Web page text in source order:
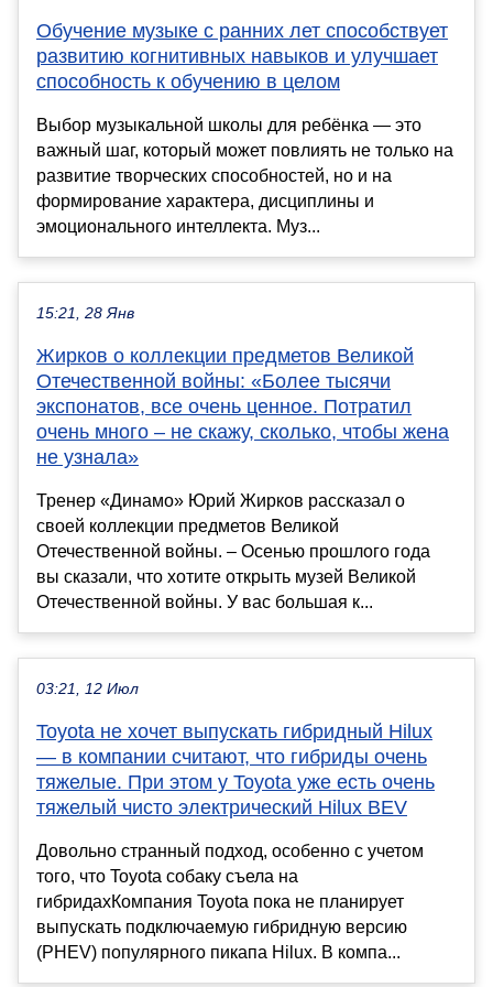
Обучение музыке с ранних лет способствует
развитию когнитивных навыков и улучшает
способность к обучению в целом
Выбор музыкальной школы для ребёнка — это
важный шаг, который может повлиять не только на
развитие творческих способностей, но и на
формирование характера, дисциплины и
эмоционального интеллекта. Муз...
15:21, 28 Янв
Жирков о коллекции предметов Великой
Отечественной войны: «Более тысячи
экспонатов, все очень ценное. Потратил
очень много – не скажу, сколько, чтобы жена
не узнала»
Тренер «Динамо» Юрий Жирков рассказал о
своей коллекции предметов Великой
Отечественной войны. – Осенью прошлого года
вы сказали, что хотите открыть музей Великой
Отечественной войны. У вас большая к...
03:21, 12 Июл
Toyota не хочет выпускать гибридный Hilux
— в компании считают, что гибриды очень
тяжелые. При этом у Toyota уже есть очень
тяжелый чисто электрический Hilux BEV
Довольно странный подход, особенно с учетом
того, что Toyota собаку съела на
гибридахКомпания Toyota пока не планирует
выпускать подключаемую гибридную версию
(PHEV) популярного пикапа Hilux. В компа...